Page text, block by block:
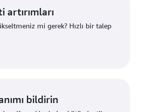
mi gerek? Hızlı bir talep
bildirin